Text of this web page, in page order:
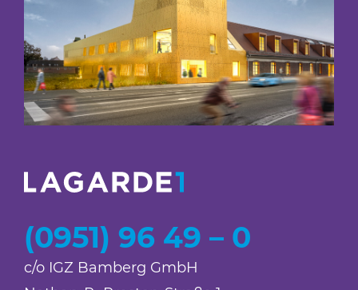
(0951) 96 49 – 0
c/o IGZ Bamberg GmbH